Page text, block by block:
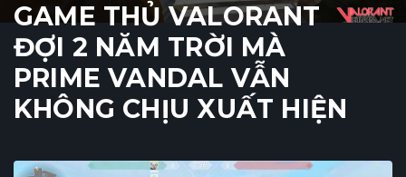
GAME THỦ VALORANT
ĐỢI 2 NĂM TRỜI MÀ
PRIME VANDAL VẪN
KHÔNG CHỊU XUẤT HIỆN